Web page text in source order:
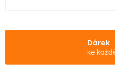
Dárek
ke